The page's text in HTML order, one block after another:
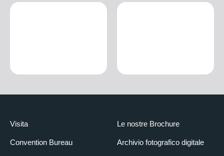
Visita
Convention Bureau
Le nostre Brochure
Archivio fotografico digitale